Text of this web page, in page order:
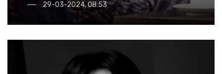
29-03-2024, 08:53